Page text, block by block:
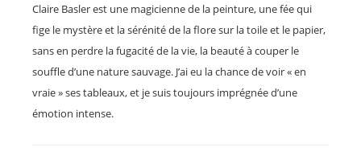
Claire Basler est une magicienne de la peinture, une fée qui
fige le mystère et la sérénité de la flore sur la toile et le papier,
sans en perdre la fugacité de la vie, la beauté à couper le
souffle d’une nature sauvage. J’ai eu la chance de voir « en
vraie » ses tableaux, et je suis toujours imprégnée d’une
émotion intense.